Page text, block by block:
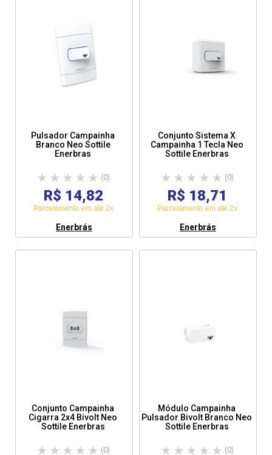
Pulsador Campainha
Branco Neo Sottile
Enerbras
(0)
R$ 14,82
Parcelamento em até 2x
Enerbrás
Conjunto Sistema X
Campainha 1 Tecla Neo
Sottile Enerbras
(0)
R$ 18,71
Parcelamento em até 2x
Enerbrás
Conjunto Campainha
Cigarra 2x4 Bivolt Neo
Sottile Enerbras
(0)
Módulo Campainha
Pulsador Bivolt Branco Neo
Sottile Enerbras
(0)